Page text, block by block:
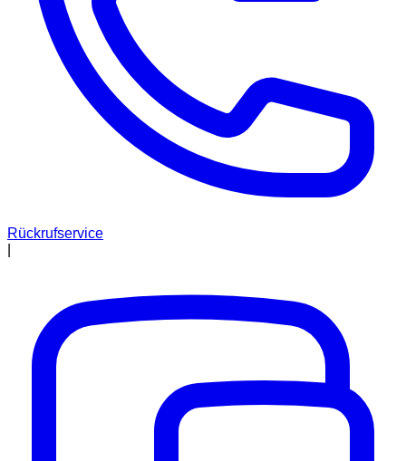
Rückrufservice